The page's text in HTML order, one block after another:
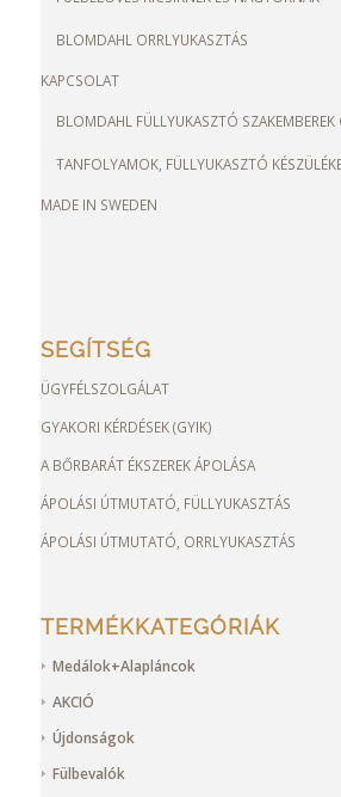
BLOMDAHL ORRLYUKASZTÁS
KAPCSOLAT
BLOMDAHL FÜLLYUKASZTÓ SZAKEMBEREK
TANFOLYAMOK, FÜLLYUKASZTÓ
MADE IN SWEDEN
SEGÍTSÉG
ÜGYFÉLSZOLGÁLAT
GYAKORI KÉRDÉSEK (GYIK)
A BŐRBARÁT ÉKSZEREK ÁPOLÁSA
ÁPOLÁSI ÚTMUTATÓ, FÜLLYUKASZTÁS
ÁPOLÁSI ÚTMUTATÓ, ORRLYUKASZTÁS
TERMÉKKATEGÓRIÁK
Medálok+Alapláncok
AKCIÓ
Újdonságok
Fülbevalók